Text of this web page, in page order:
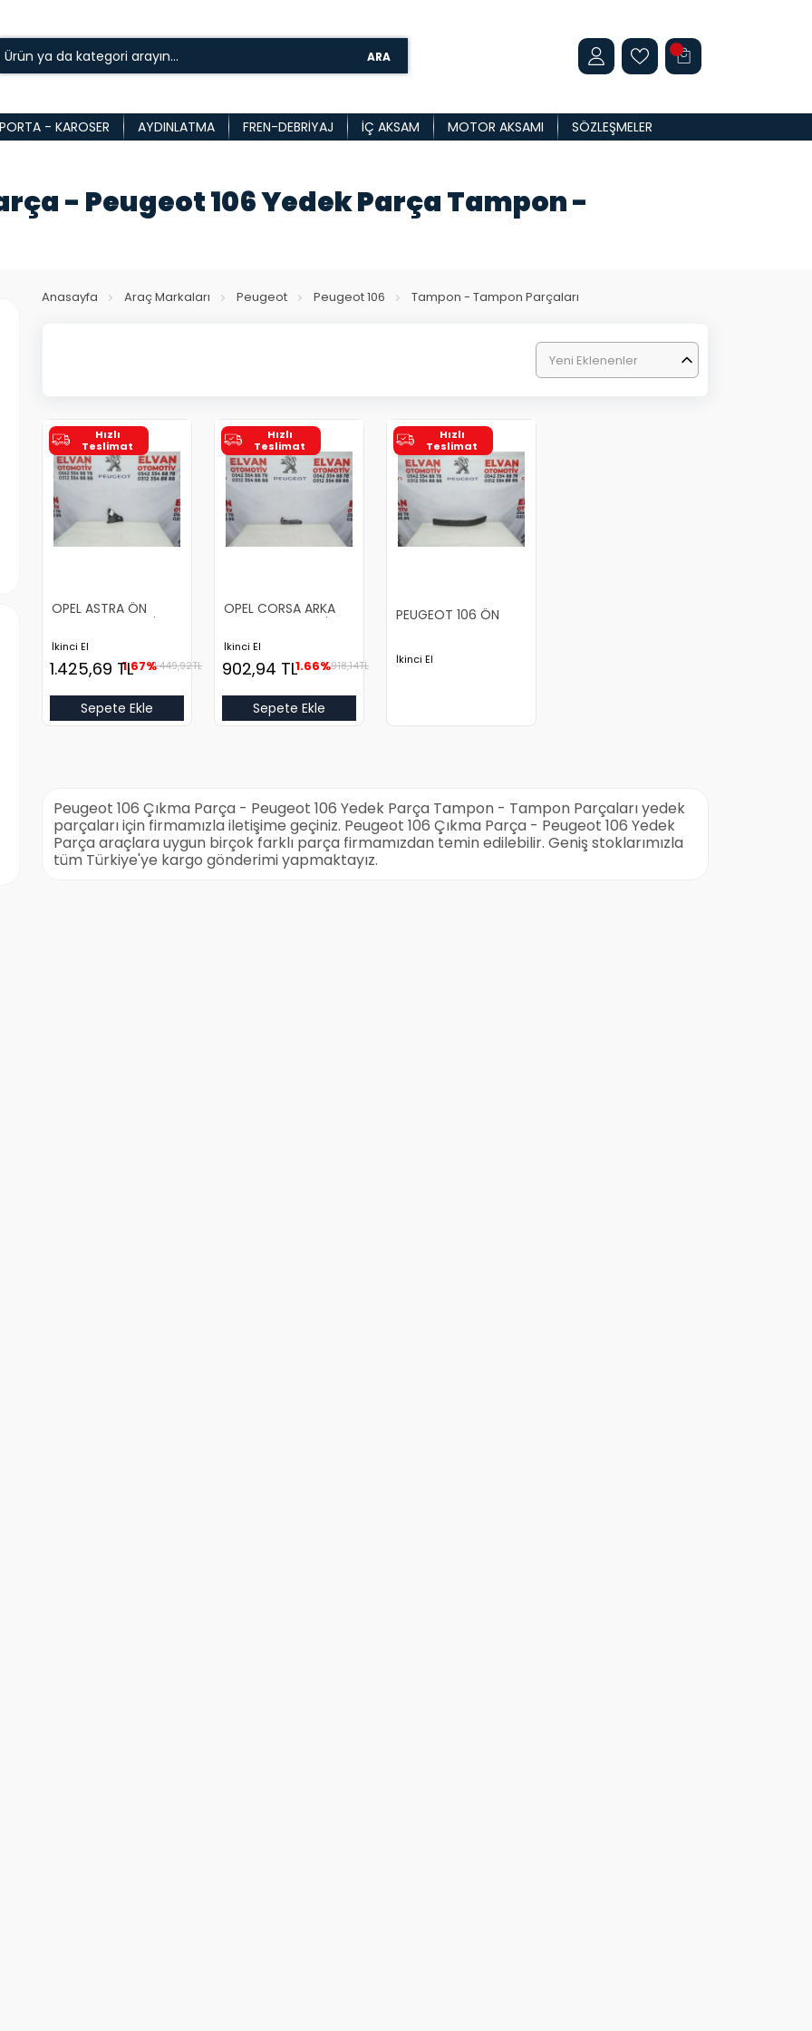
ARA
- KAROSER AYDINLATMA FREN-DEBRIYAJ İÇ AKSAM MOTOR AKSAMI SÖZLEŞMELER
- Peugeot 106 Yedek Parça Tampon -
Anasayfa Araç Markaları Peugeot Peugeot 106 Tampon - Tampon Parçaları
Yeni Eklenenler
Hızlı
Teslimat
OPEL ASTRA ÖN
TAMPON BRAKETİ
SOL
İkinci El
1.449,92TL
1.67%
1.425,69 TL
Sepete Ekle
Hızlı
Teslimat
OPEL CORSA ARKA
TAMPON BRAKETİ
SAĞ
İkinci El
918,14TL
1.66%
902,94 TL
Sepete Ekle
Hızlı
Teslimat
PEUGEOT 106 ÖN
İkinci El
Peugeot 106 Çıkma Parça - Peugeot 106 Yedek Parça Tampon - Tampon Parçaları yedek
parçaları için firmamızla iletişime geçiniz. Peugeot 106 Çıkma Parça - Peugeot 106 Yedek
Parça araçlara uygun birçok farklı parça firmamızdan temin edilebilir. Geniş stoklarımızla
tüm Türkiye'ye kargo gönderimi yapmaktayız.